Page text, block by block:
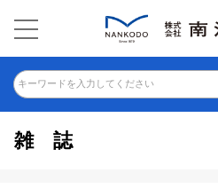
キーワードを入力してください
雑誌